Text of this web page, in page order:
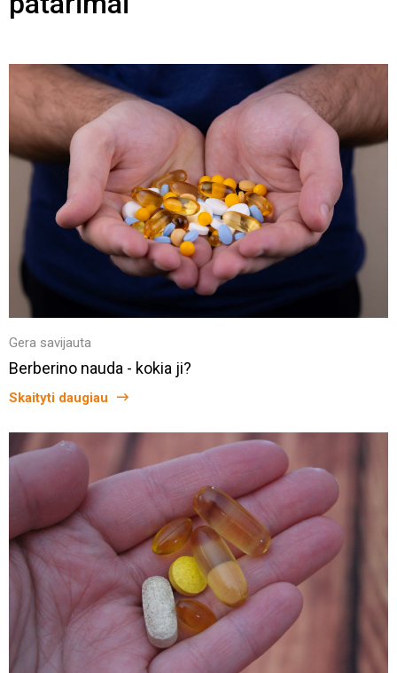
Gera savijauta
Berberino nauda - kokia ji?
Skaityti daugiau